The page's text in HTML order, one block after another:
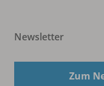
Newsletter
Zum